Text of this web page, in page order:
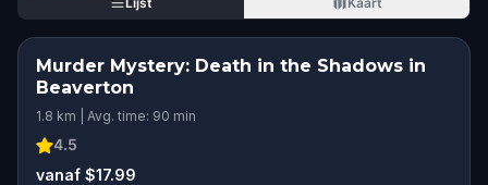
Murder Mystery: Death in the Shadows in
Beaverton
1.8 km | Avg. time: 90 min
4.5
vanaf $17.99